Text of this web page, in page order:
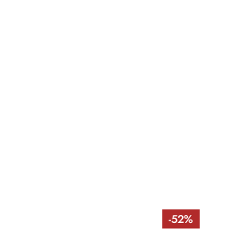
-52%